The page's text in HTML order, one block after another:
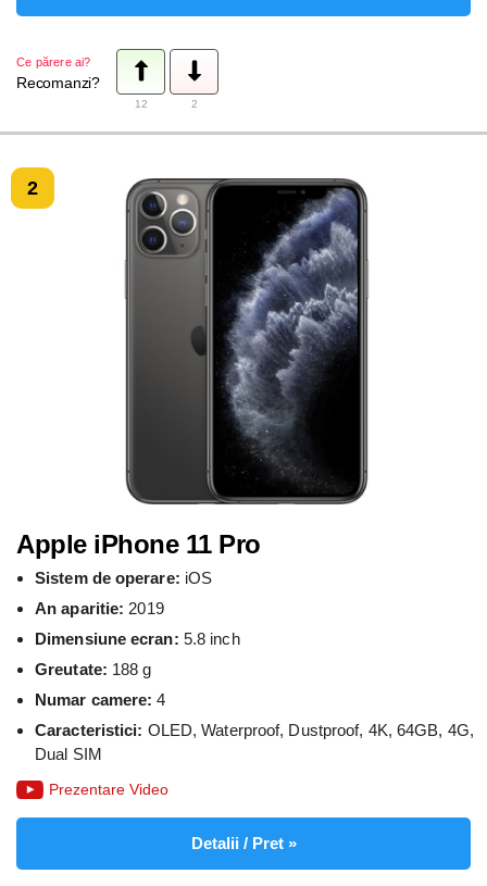
Ce părere ai?
Recomanzi?
12 2
2
Apple iPhone 11 Pro
Sistem de operare: iOS
An aparitie: 2019
Dimensiune ecran: 5.8 inch
Greutate: 188 g
Numar camere: 4
Caracteristici: OLED, Waterproof, Dustproof, 4K, 64GB, 4G,
Dual SIM
Prezentare Video
Detalii / Pret »